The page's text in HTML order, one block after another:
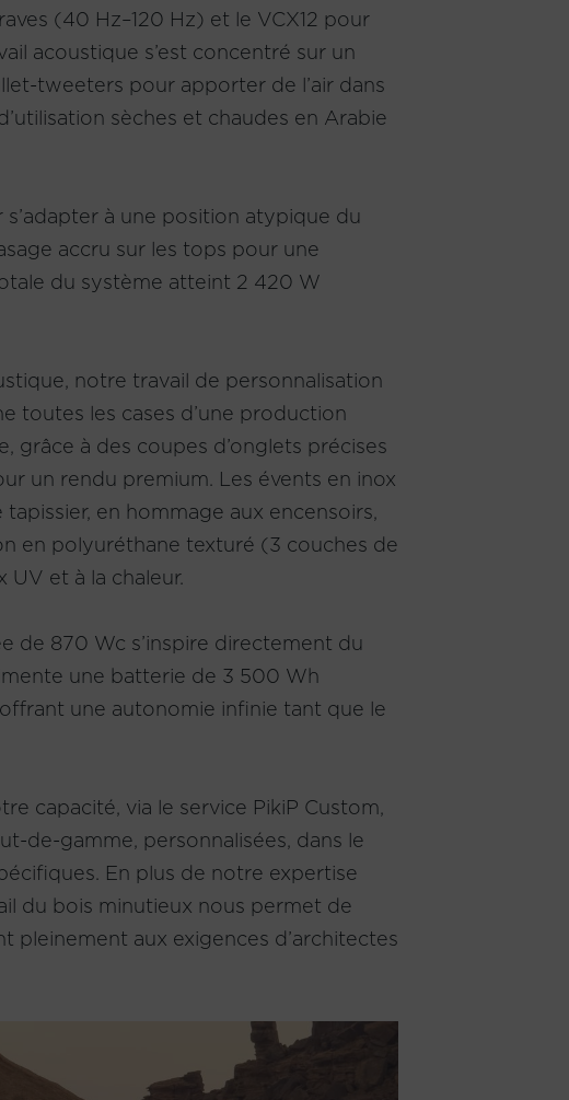
(40 Hz–120 Hz) et le VCX12 pour
acoustique s’est concentré sur un
tweeters pour apporter de l’air dans
sèches et chaudes en Arabie
à une position atypique du
accru sur les tops pour une
du système atteint 2 420 W
notre travail de personnalisation
toutes les cases d’une production
grâce à des coupes d’onglets précises
un rendu premium. Les évents en inox
en hommage aux encensoirs,
en polyuréthane texturé (3 couches de
et à la chaleur.
de 870 Wc s’inspire directement du
une batterie de 3 500 Wh
une autonomie infinie tant que le
capacité, via le service PikiP Custom,
de-gamme, personnalisées, dans le
En plus de notre expertise
du bois minutieux nous permet de
pleinement aux exigences d’architectes